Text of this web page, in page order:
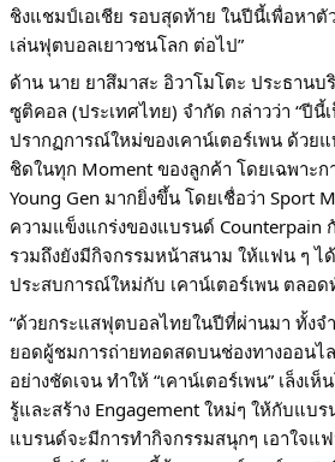
ชิงแชมป์เอเชีย รอบสุดท้าย ในปีนี้เพื่อหาตั
เล่นฟุตบอลเยาวชนโลก ต่อไป”
ด้าน นาย ยาสึมาสะ อิวาโมโตะ ประธาน
ซูติคอล (ประเทศไทย) จำกัด กล่าวว่า “ปี
ปรากฏการณ์ใหม่ของเคาน์เตอร์เพน ด้วย
ชิดในทุก Moment ของลูกค้า โดยเฉพาะ
Young Gen มากยิ่งขึ้น โดยเชื่อว่า Sport
ความแข็งแกร่งของแบรนด์ Counterpain
รวมถึงยังมีกิจกรรมหน้าสนาม ให้แฟน ๆ ไ
ประสบการณ์ใหม่กับ เคาน์เตอร์เพน ตลอด
“ด้วยกระแสฟุตบอลไทยในปีที่ผ่านมา ทั้ง
ยอดผู้ชมการถ่ายทอดสดบนช่องทางออนไ
อย่างชัดเจน ทำให้ “เคาน์เตอร์เพน” เล็งเ
รู้และสร้าง Engagement ใหม่ๆ ให้กับแบ
แบรนด์จะมีการทำกิจกรรมสนุกๆ เอาใจแ